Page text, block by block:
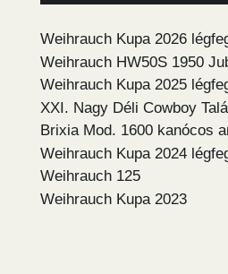
Weihrauch Kupa 2026
Weihrauch HW50S 1950
Weihrauch Kupa 2025
XXI. Nagy Déli Cowboy
Brixia Mod. 1600 kanócos
Weihrauch Kupa 2024
Weihrauch 125
Weihrauch Kupa 2023